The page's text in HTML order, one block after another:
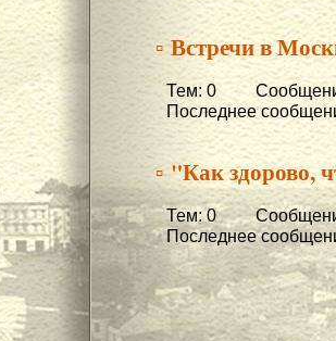
▫ Встречи в
Тем: 0
Последнее
▫ "Как здорово,
Тем: 0
Последнее